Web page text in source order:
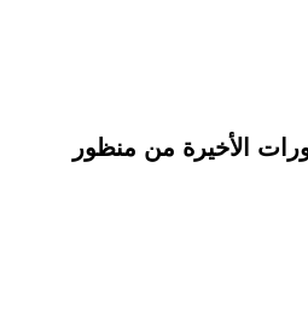
الأخيرة من منظور